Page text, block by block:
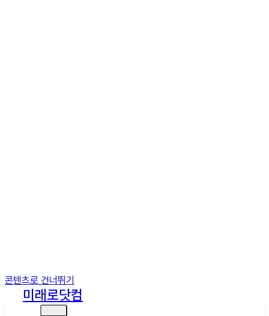
콘텐츠로 건너뛰기
미래로닷컴